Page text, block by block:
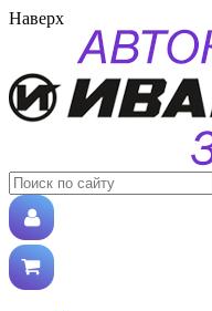
Наверх